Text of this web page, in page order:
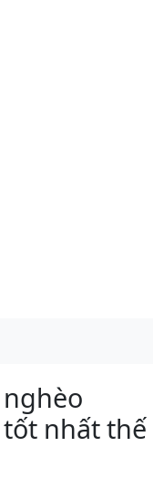
nghèo
nhất thế